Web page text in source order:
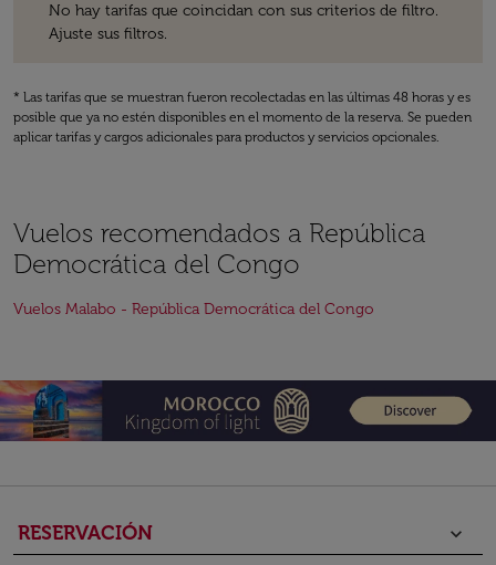
No hay tarifas que coincidan con sus criterios de filtro.
Ajuste sus filtros.
* Las tarifas que se muestran fueron recolectadas en las últimas 48 horas y es
posible que ya no estén disponibles en el momento de la reserva. Se pueden
aplicar tarifas y cargos adicionales para productos y servicios opcionales.
Vuelos recomendados a República
Democrática del Congo
Vuelos Malabo - República Democrática del Congo
RESERVACIÓN keyboard_arrow_down